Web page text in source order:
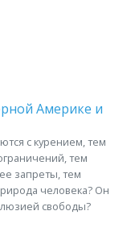
Америке и
с курением, тем
тем
запреты, тем
человека? Он
свободы?